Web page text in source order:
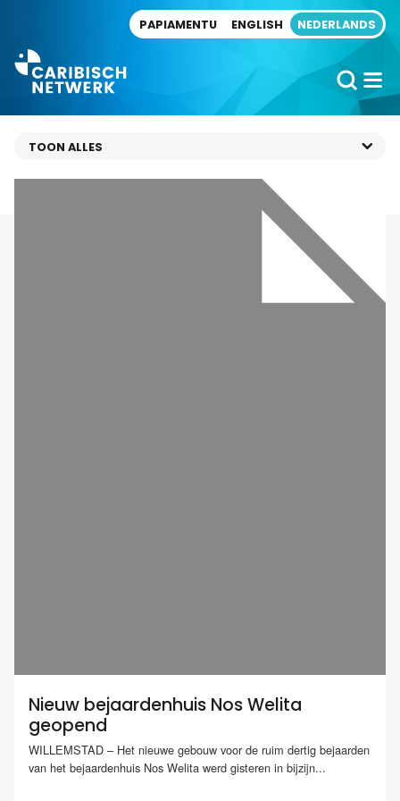
PAPIAMENTU ENGLISH NEDERLANDS
Nieuw bejaardenhuis Nos Welita
geopend
WILLEMSTAD – Het nieuwe gebouw voor de ruim dertig bejaarden
van het bejaardenhuis Nos Welita werd gisteren in bijzijn...